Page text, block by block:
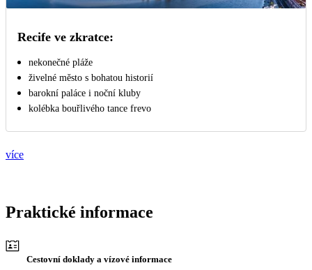
Recife ve zkratce:
nekonečné pláže
živelné město s bohatou historií
barokní paláce i noční kluby
kolébka bouřlivého tance frevo
více
Praktické informace
Cestovní doklady a vízové informace